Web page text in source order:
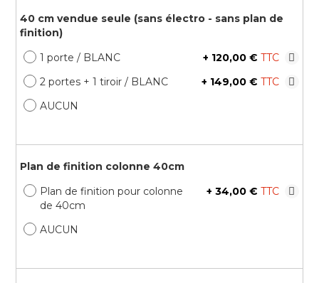
40 cm vendue seule (sans électro - sans plan de
finition)
1 porte / BLANC
+ 120,00 €
2 portes + 1 tiroir / BLANC
+ 149,00 €
AUCUN
Plan de finition colonne 40cm
Plan de finition pour colonne
de 40cm
+ 34,00 €
AUCUN